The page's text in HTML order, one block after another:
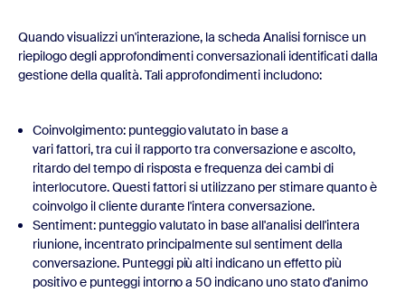
Quando visualizzi un'interazione, la scheda Analisi fornisce un
riepilogo degli approfondimenti conversazionali identificati dalla
gestione della qualità. Tali approfondimenti includono:
Coinvolgimento: punteggio valutato in base a
vari fattori, tra cui il rapporto tra conversazione e ascolto,
ritardo del tempo di risposta e frequenza dei cambi di
interlocutore. Questi fattori si utilizzano per stimare quanto è
coinvolgo il cliente durante l'intera conversazione.
Sentiment: punteggio valutato in base all'analisi dell'intera
riunione, incentrato principalmente sul sentiment della
conversazione. Punteggi più alti indicano un effetto più
positivo e punteggi intorno a 50 indicano uno stato d'animo